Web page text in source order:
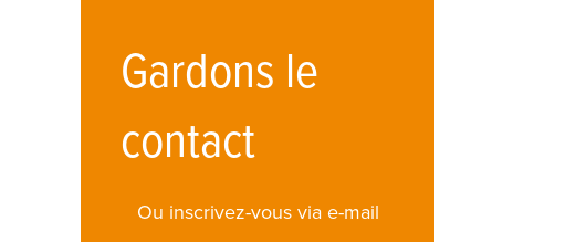
Gardons le
contact
Ou inscrivez-vous via e-mail